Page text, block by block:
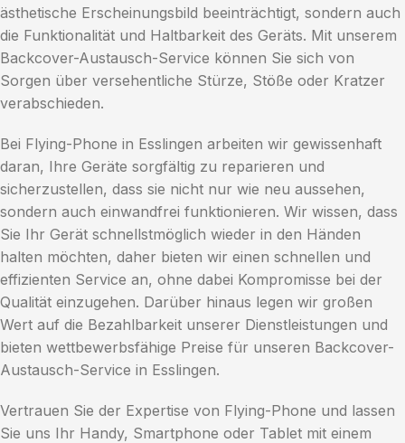
ästhetische Erscheinungsbild beeinträchtigt, sondern auch
die Funktionalität und Haltbarkeit des Geräts. Mit unserem
Backcover-Austausch-Service können Sie sich von
Sorgen über versehentliche Stürze, Stöße oder Kratzer
verabschieden.
Bei Flying-Phone in Esslingen arbeiten wir gewissenhaft
daran, Ihre Geräte sorgfältig zu reparieren und
sicherzustellen, dass sie nicht nur wie neu aussehen,
sondern auch einwandfrei funktionieren. Wir wissen, dass
Sie Ihr Gerät schnellstmöglich wieder in den Händen
halten möchten, daher bieten wir einen schnellen und
effizienten Service an, ohne dabei Kompromisse bei der
Qualität einzugehen. Darüber hinaus legen wir großen
Wert auf die Bezahlbarkeit unserer Dienstleistungen und
bieten wettbewerbsfähige Preise für unseren Backcover-
Austausch-Service in Esslingen.
Vertrauen Sie der Expertise von Flying-Phone und lassen
Sie uns Ihr Handy, Smartphone oder Tablet mit einem